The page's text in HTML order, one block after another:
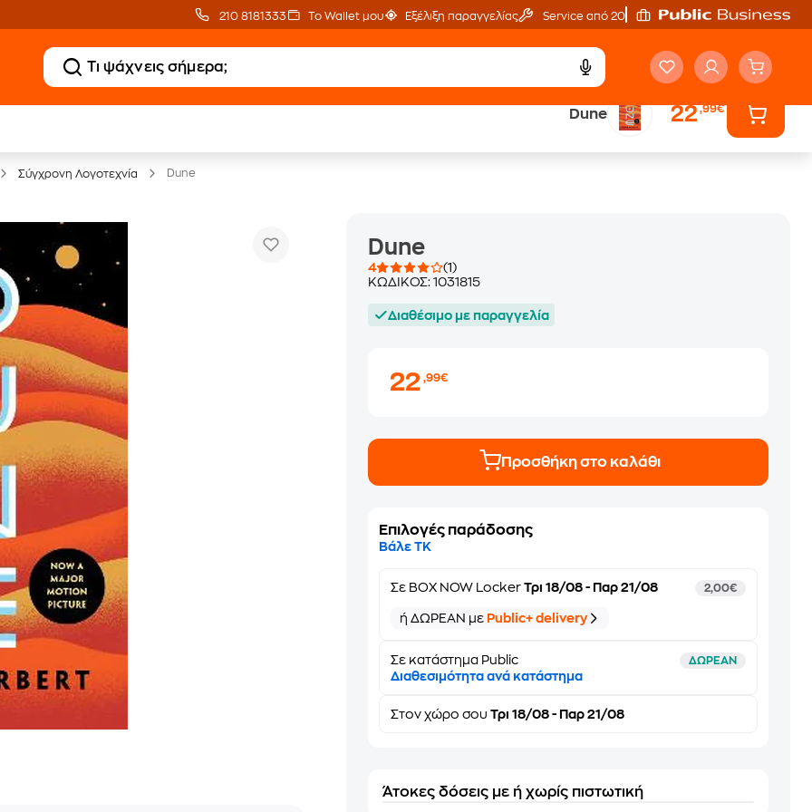
210 8181333 Το Wallet μου Εξέλιξη παραγγελίας Service από 20'
Dune 22,99€
Έλα στον κόσμο
Σύγχρονη Λογοτεχνία Dune
Dune
4
(1)
ΚΩΔΙΚΟΣ:1031815
Διαθέσιμο με παραγγελία
22,99€
Προσθήκη στο καλάθι
Επιλογές παράδοσης
Βάλε ΤΚ
Σε BOX NOW Locker Τρι 18/08 - Παρ 21/08 2,00€
ή ΔΩΡΕΑΝ με Public+ delivery
Σε κατάστημα Public ΔΩΡΕΑΝ
Διαθεσιμότητα ανά κατάστημα
Στονχώρο σου Τρι 18/08 - Παρ 21/08
Άτοκες δόσεις με ή χωρίς πιστωτική